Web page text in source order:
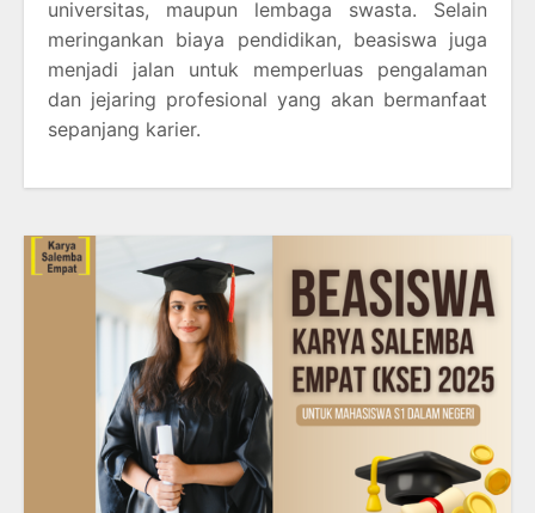
universitas, maupun lembaga swasta. Selain
meringankan biaya pendidikan, beasiswa juga
menjadi jalan untuk memperluas pengalaman
dan jejaring profesional yang akan bermanfaat
sepanjang karier.